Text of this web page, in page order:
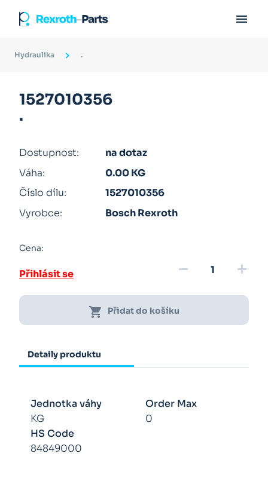

Hydraulika .
1527010356
.
Dostupnost:
na dotaz
Váha:
0.00 KG
Číslo dílu:
1527010356
Vyrobce:
Bosch Rexroth
Cena:
Přihlásit se remove add
shopping_cart Přidat do košíku
Detaily produktu
Jednotka váhy
KG
Order Max
0
HS Code
84849000